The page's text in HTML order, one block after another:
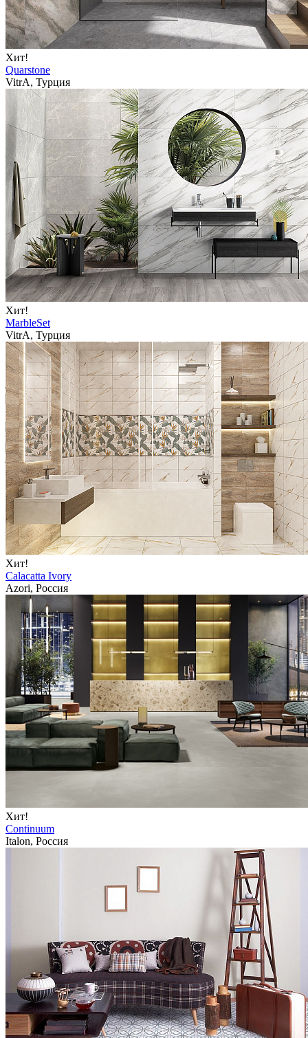
Хит!
Quarstone
VitrA, Турция
Хит!
MarbleSet
VitrA, Турция
Хит!
Calacatta Ivory
Azori, Россия
Хит!
Continuum
Italon, Россия